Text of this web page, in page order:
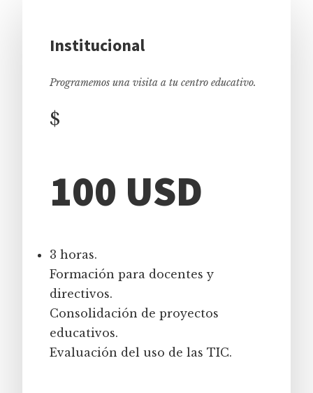
Institucional
Programemos una visita a tu centro educativo.
$
100 USD
3 horas.
Formación para docentes y
directivos.
Consolidación de proyectos
educativos.
Evaluación del uso de las TIC.